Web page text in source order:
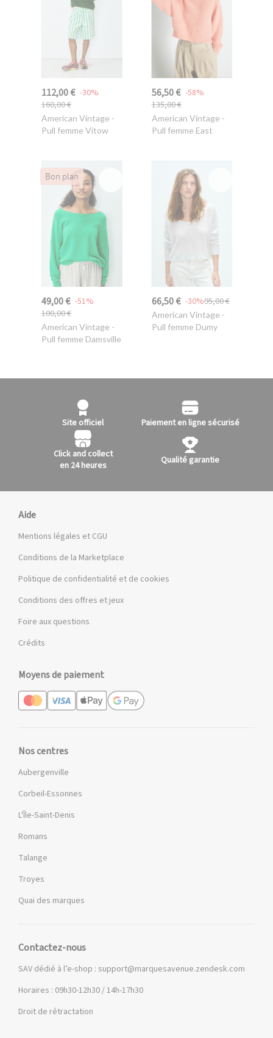
112,00 €
160,00 €
-30%
American Vintage -
Pull femme Vitow
56,50 €
135,00 €
-58%
American Vintage -
Pull femme East
Bon plan
49,00 €
100,00 €
-51%
American Vintage -
Pull femme Damsville
66,50 € 95,00 €
-30%
American Vintage -
Pull femme Dumy
Site officiel Paiement en ligne sécurisé
Click and collect
en 24 heures
Qualité garantie
Aide
Mentions légales et CGU
Conditions de la Marketplace
Politique de confidentialité et de cookies
Conditions des offres et jeux
Foire aux questions
Crédits
Moyens de paiement
Nos centres
Aubergenville
Corbeil-Essonnes
L'Île-Saint-Denis
Romans
Talange
Troyes
Quai des marques
Contactez-nous
SAV dédié à l’e-shop : support@marquesavenue.zendesk.com
Horaires : 09h30-12h30 / 14h-17h30
Droit de rétractation